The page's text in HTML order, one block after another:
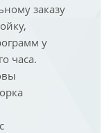
заказу
у
часа.